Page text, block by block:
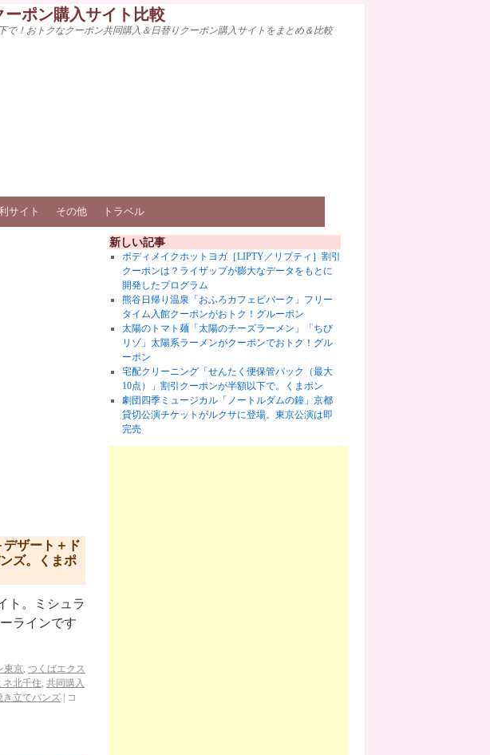
ポン購入サイト比較
！おトクなクーポン共同購入＆日替りクーポン購入サイトをまとめ＆比較
サイト その他 トラベル
ザート＋ド
ズ。くまポ
ト。ミシュラ
ラインです
東京, つくばエクス
ネ北千住, 共同購入
き立てバンズ
コ
新しい記事
ボディメイクホットヨガ［LIPTY／リプティ］割引
クーポンは？ライザップが膨大なデータをもとに
開発したプログラム
熊谷日帰り温泉「おふろカフェビバーク」フリー
タイム入館クーポンがおトク！グルーポン
太陽のトマト麺「太陽のチーズラーメン」「ちび
リゾ」太陽系ラーメンがクーポンでおトク！グル
ーポン
宅配クリーニング「せんたく便保管パック（最大
10点）」割引クーポンが半額以下で。くまポン
劇団四季ミュージカル「ノートルダムの鐘」京都
貸切公演チケットがルクサに登場。東京公演は即
完売